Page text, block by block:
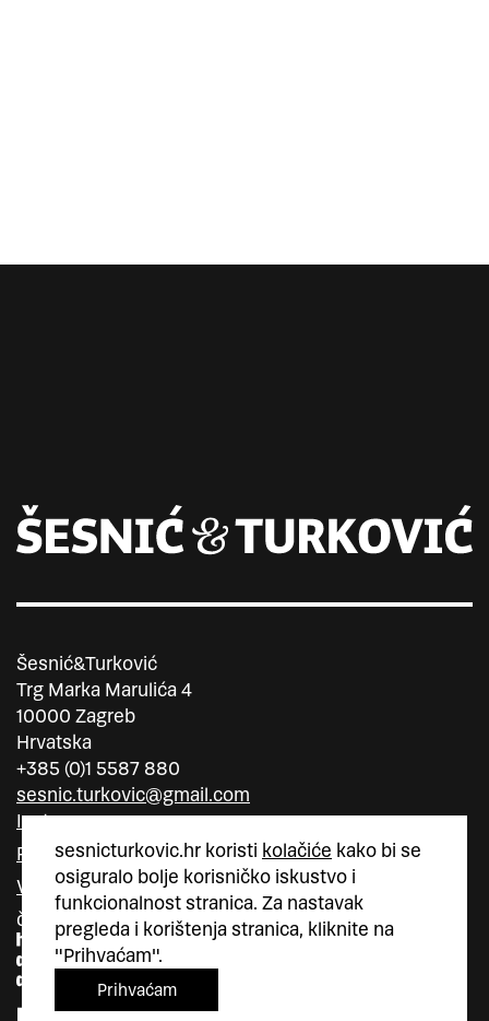
sesnicturkovic.hr koristi kolačiće kako bi se
osiguralo bolje korisničko iskustvo i
funkcionalnost stranica. Za nastavak
pregleda i korištenja stranica, kliknite na
"Prihvaćam".
Prihvaćam
Šesnić&Turković
Trg Marka Marulića 4
10000 Zagreb
Hrvatska
+385 (0)1 5587 880
sesnic.turkovic@gmail.com
Instagram
Facebook
Vimeo
član
član